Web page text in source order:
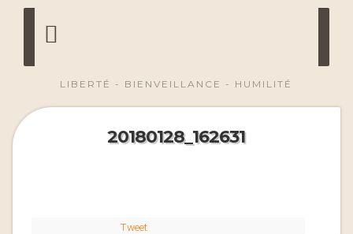
LIBERTÉ - BIENVEILLANCE - HUMILITÉ
20180128_162631
Tweet